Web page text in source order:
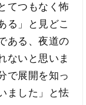
てつもなく怖
る」と見どこ
ある、夜道の
ないと思いま
で展開を知っ
ました」と怯